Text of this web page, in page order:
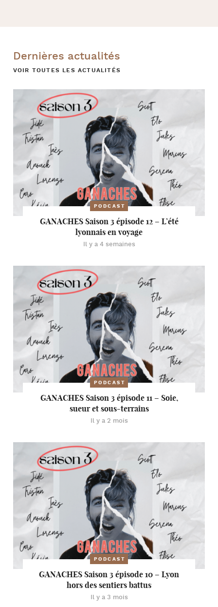
Dernières actualités
VOIR TOUTES LES ACTUALITÉS
PODCAST
GANACHES Saison 3 épisode 12 – L’été
lyonnais en voyage
Il y a 4 semaines
PODCAST
GANACHES Saison 3 épisode 11 – Soie,
sueur et sous-terrains
Il y a 2 mois
PODCAST
GANACHES Saison 3 épisode 10 – Lyon
hors des sentiers battus
Il y a 3 mois